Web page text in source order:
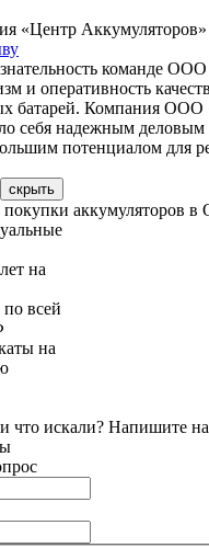
«Центр Аккумуляторов»
команде
и оперативность
батарей. Компания
себя надежным деловым
потенциалом для
скрыть
аккумуляторов
на
по всей
на
что искали? Напишите